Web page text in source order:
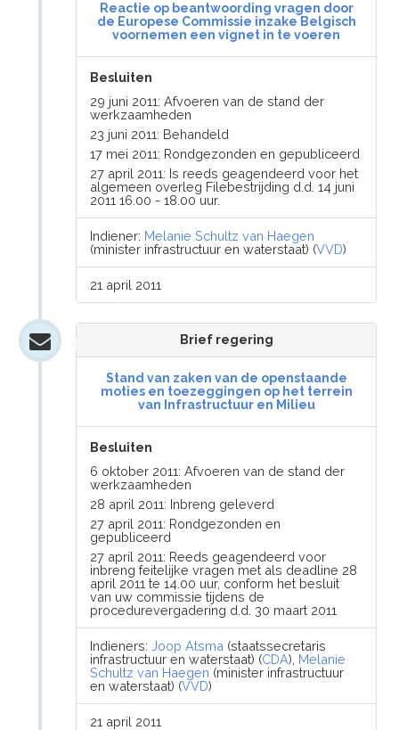
Reactie op beantwoording vragen door
de Europese Commissie inzake Belgisch
voornemen een vignet in te voeren
Besluiten
29 juni 2011: Afvoeren van de stand der
werkzaamheden
23 juni 2011: Behandeld
17 mei 2011: Rondgezonden en gepubliceerd
27 april 2011: Is reeds geagendeerd voor het
algemeen overleg Filebestrijding d.d. 14 juni
2011 16.00 - 18.00 uur.
Indiener: Melanie Schultz van Haegen
(minister infrastructuur en waterstaat) (VVD)
21 april 2011
Brief regering
Stand van zaken van de openstaande
moties en toezeggingen op het terrein
van Infrastructuur en Milieu
Besluiten
6 oktober 2011: Afvoeren van de stand der
werkzaamheden
28 april 2011: Inbreng geleverd
27 april 2011: Rondgezonden en
gepubliceerd
27 april 2011: Reeds geagendeerd voor
inbreng feitelijke vragen met als deadline 28
april 2011 te 14.00 uur, conform het besluit
van uw commissie tijdens de
procedurevergadering d.d. 30 maart 2011
Indieners:Joop Atsma (staatssecretaris
infrastructuur en waterstaat) (CDA), Melanie
Schultz van Haegen (minister infrastructuur
en waterstaat) (VVD)
21 april 2011